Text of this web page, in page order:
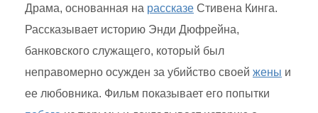
Драма, основанная на рассказе Стивена Кинга.
Рассказывает историю Энди Дюфрейна,
банковского служащего, который был
неправомерно осужден за убийство своей жены и
ее любовника. Фильм показывает его попытки